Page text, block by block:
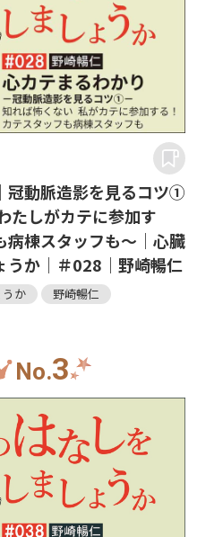
冠動脈造影を見るコツ①
たしがカテに参加す
病棟スタッフも～｜心臓
うか｜＃028｜野崎暢仁
か 野崎暢仁
No.3